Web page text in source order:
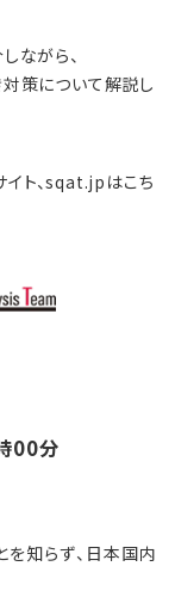
ながら、
策について解説し
イト、sqat.jpはこち
00分
知らず、日本国内